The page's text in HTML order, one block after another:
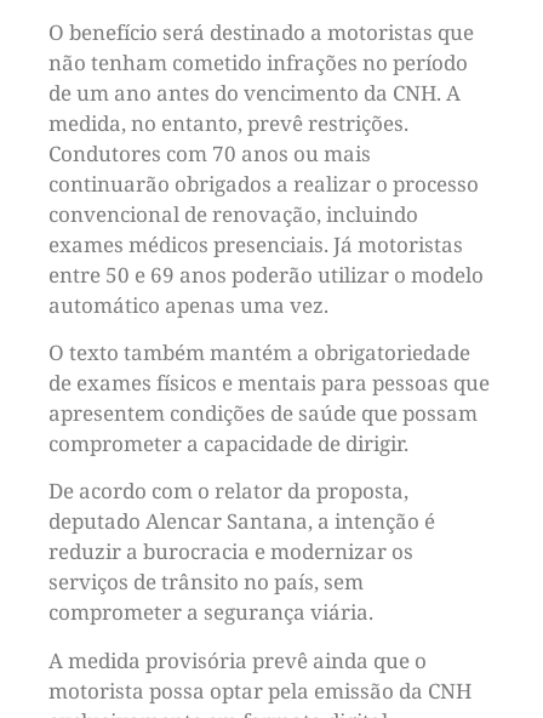
O benefício será destinado a motoristas que
não tenham cometido infrações no período
de um ano antes do vencimento da CNH. A
medida, no entanto, prevê restrições.
Condutores com 70 anos ou mais
continuarão obrigados a realizar o processo
convencional de renovação, incluindo
exames médicos presenciais. Já motoristas
entre 50 e 69 anos poderão utilizar o modelo
automático apenas uma vez.
O texto também mantém a obrigatoriedade
de exames físicos e mentais para pessoas que
apresentem condições de saúde que possam
comprometer a capacidade de dirigir.
De acordo com o relator da proposta,
deputado Alencar Santana, a intenção é
reduzir a burocracia e modernizar os
serviços de trânsito no país, sem
comprometer a segurança viária.
A medida provisória prevê ainda que o
motorista possa optar pela emissão da CNH